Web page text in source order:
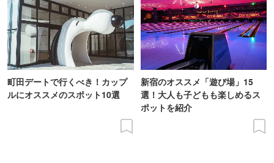
町田デートで行くべき！カップ
ルにオススメのスポット10選
新宿のオススメ「遊び場」15
選！大人も子どもも楽しめるス
ポットを紹介